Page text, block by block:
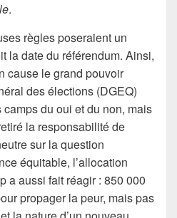
.
règles poseraient un
la date du référendum. Ainsi,
cause le grand pouvoir
des élections (DGEQ)
du oui et du non, mais
la responsabilité de
sur la question
équitable, l’allocation
a aussi fait réagir : 850 000
propager la peur, mais pas